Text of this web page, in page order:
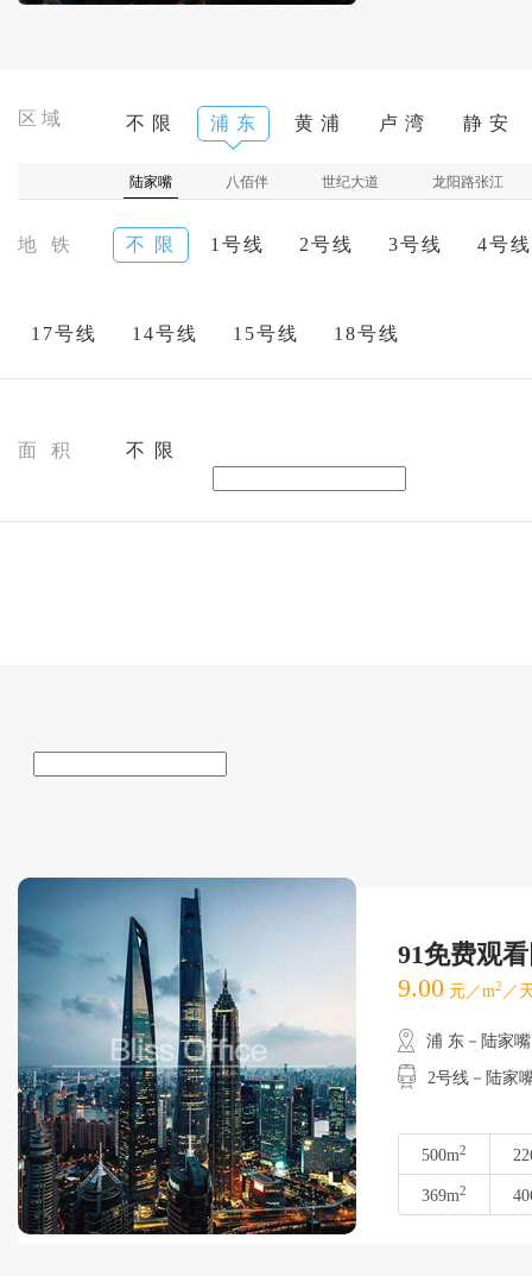
区域 不 限 浦 东 黄 浦 卢 湾 静 安
陆家嘴 八佰伴 世纪大道 龙阳路张江
地 铁 不 限 1号线 2号线 3号线 4号线
17号线 14号线 15号线 18号线
面 积 不 限
91免费观
9.00 元／m2 ／
浦 东－陆家嘴
2号线－陆家
500m2
369m2